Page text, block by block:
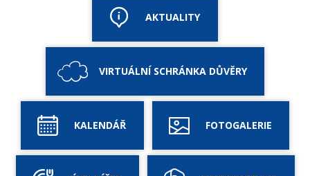
AKTUALITY
VIRTUÁLNÍ SCHRÁNKA DŮVĚRY
KALENDÁŘ FOTOGALERIE